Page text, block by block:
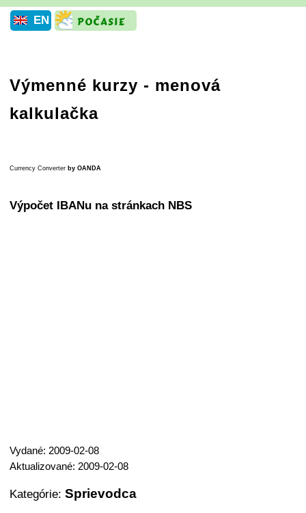
EN
Výmenné kurzy - menová
kalkulačka
Currency Converter by OANDA
Výpočet IBANu na stránkach NBS
Vydané: 2009-02-08
Aktualizované: 2009-02-08
Kategórie: Sprievodca